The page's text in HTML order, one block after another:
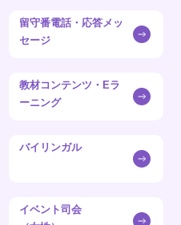
留守番電話・応答メッ
セージ
教材コンテンツ・Eラ
ーニング
バイリンガル
イベント司会